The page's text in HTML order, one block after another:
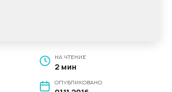
НА ЧТЕНИЕ
2 мин
ОПУБЛИКОВАНО